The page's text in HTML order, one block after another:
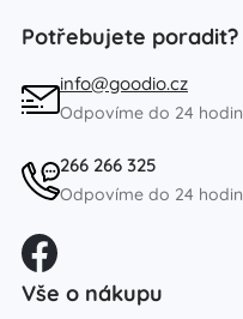
Potřebujete poradit?
info@goodio.cz
Odpovíme do 24 hodin
266 266 325
Odpovíme do 24 hodin
Vše o nákupu